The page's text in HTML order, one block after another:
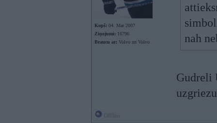
Kopš: 04. Mar 2007
Ziņojumi: 16796
Braucu ar: Volvo un Volvo
nah
Gudreli